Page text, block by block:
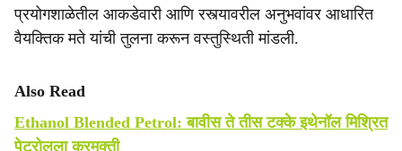
प्रयोगशाळेतील आकडेवारी आणि रस्त्यावरील अनुभवांवर आधारित
वैयक्तिक मते यांची तुलना करून वस्तुस्थिती मांडली.
Also Read
Ethanol Blended Petrol: बावीस ते तीस टक्के इथेनॉल मिश्रित
पेट्रोलला करमुक्ती